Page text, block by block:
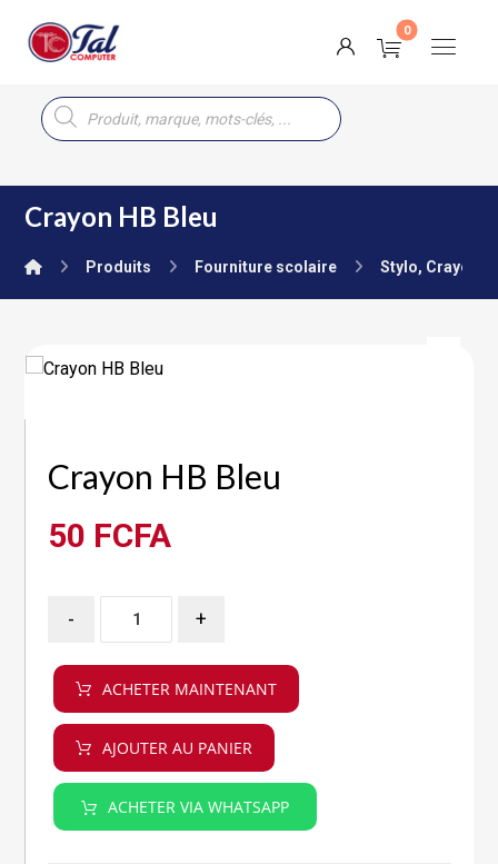
Crayon HB Bleu
Produits Fourniture scolaire Stylo, Crayon,
Crayon HB Bleu
50 FCFA
- +
ACHETER MAINTENANT
AJOUTER AU PANIER
ACHETER VIA WHATSAPP